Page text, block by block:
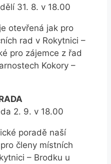
31. 8. v 18.00
otevřená jak pro
rad v Rokytnici –
pro zájemce z řad
Kokory –
2. 9. v 18.00
poradě naší
členy místních
– Brodku u